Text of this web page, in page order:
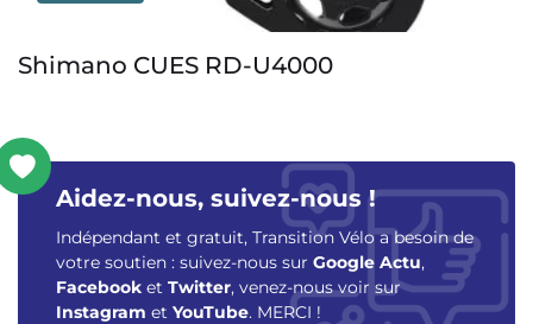
Shimano CUES RD-U4000
Aidez-nous, suivez-nous !
Indépendant et gratuit, Transition Vélo a besoin de
votre soutien : suivez-nous sur Google Actu,
Facebook et Twitter, venez-nous voir sur
Instagram et YouTube. MERCI !